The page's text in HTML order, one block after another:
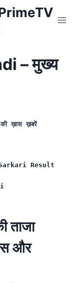
– मुख्य
की ख़ास ख़बरें
Result
ताजा
और